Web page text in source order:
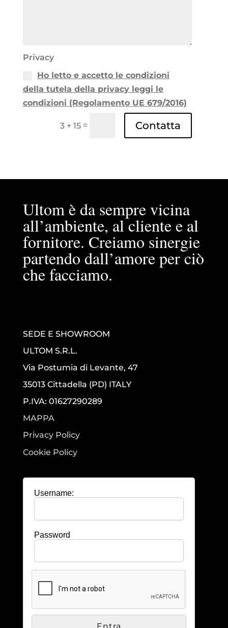
Privacy
Ho letto e accetto le condizioni
della tutela della privacy leggi le
condizioni (Regolamento UE 679/2016)
3 + 15 = Contatta
Ultom è da sempre vicina
all’ambiente, al cliente e al
fornitore. Creiamo sinergie
partendo dall’amore per ciò
che facciamo.
SEDE E SHOWROOM
ULTOM S.R.L.
Via Postumia di Levante, 47
35013 Cittadella (PD) ITALY
P.IVA: 01627290289
MAPPA
Privacy Policy
Cookie Policy
Username:
Password